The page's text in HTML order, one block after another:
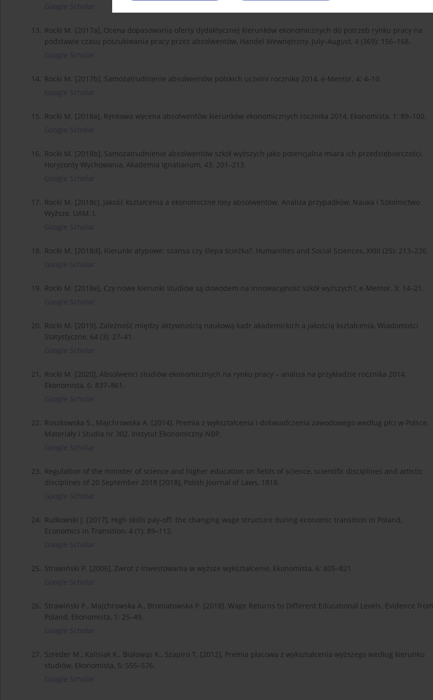
Google Scholar
13.
Rocki M. [2017a], Ocena dopasowania oferty dydaktycznej kierunków ekonomicznych do potrzeb rynku pracy na
podstawie czasu poszukiwania pracy przez absolwentów, Handel Wewnętrzny, July–August, 4 (369): 156–168.
Google Scholar
14.
Rocki M. [2017b], Samozatrudnienie absolwentów polskich uczelni rocznika 2014, e-Mentor, 4: 4–10.
Google Scholar
15.
Rocki M. [2018a], Rynkowa wycena absolwentów kierunków ekonomicznych rocznika 2014, Ekonomista, 1: 89–100.
Google Scholar
16.
Rocki M. [2018b], Samozatrudnienie absolwentów szkół wyższych jako potencjalna miara ich przedsiębiorczości,
Horyzonty Wychowania, Akademia Ignatianum, 43: 201–213.
Google Scholar
17.
Rocki M. [2018c], Jakość kształcenia a ekonomiczne losy absolwentów. Analiza przypadków, Nauka i Szkolnictwo
Wyższe, UAM, I.
Google Scholar
18.
Rocki M. [2018d], Kierunki atypowe: szansa czy ślepa ścieżka?, Humanities and Social Sciences, XXIII (25): 213–226.
Google Scholar
19.
Rocki M. [2018e], Czy nowe kierunki studiów są dowodem na innowacyjność szkół wyższych?, e-Mentor, 3: 14–21.
Google Scholar
20.
Rocki M. [2019], Zależność między aktywnością naukową kadr akademickich a jakością kształcenia, Wiadomości
Statystyczne, 64 (3): 27–41.
Google Scholar
21.
Rocki M. [2020], Absolwenci studiów ekonomicznych na rynku pracy – analiza na przykładzie rocznika 2014,
Ekonomista, 6: 837–861.
Google Scholar
22.
Roszkowska S., Majchrowska A. [2014], Premia z wykształcenia i doświadczenia zawodowego według płci w Polsce,
Materiały i Studia nr 302, Instytut Ekonomiczny NBP.
Google Scholar
23.
Regulation of the minister of science and higher education on fields of science, scientific disciplines and artistic
disciplines of 20 September 2018 [2018], Polish Journal of Laws, 1818.
Google Scholar
24.
Rutkowski J. [2017], High skills pay-off: the changing wage structure during economic transition in Poland,
Economics in Transition, 4 (1): 89–112.
Google Scholar
25.
Strawiński P. [2006], Zwrot z inwestowania w wyższe wykształcenie, Ekonomista, 6: 805–821.
Google Scholar
26.
Strawiński P., Majchrowska A., Broniatowska P. [2018], Wage Returns to Different Educational Levels. Evidence from
Poland, Ekonomista, 1: 25–49.
Google Scholar
27.
Szreder M., Kalisiak K., Białowąs K., Szapiro T. [2012], Premia płacowa z wykształcenia wyższego według kierunku
studiów, Ekonomista, 5: 555–576.
Google Scholar